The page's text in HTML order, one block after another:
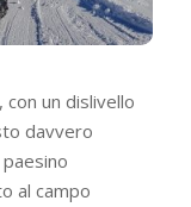
, con un dislivello
davvero
al campo